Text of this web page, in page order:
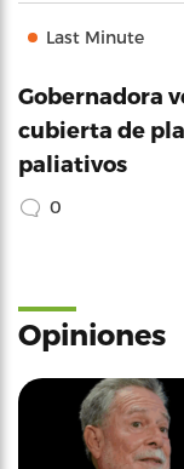
Last Minute
Gobernadora
cubierta de
paliativos
0
Opiniones